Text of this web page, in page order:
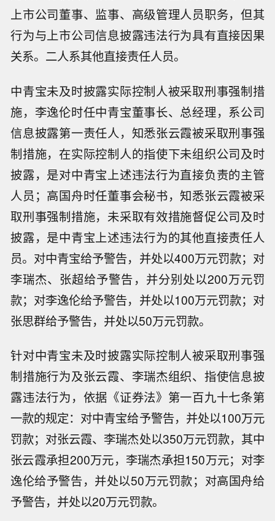
上市公司董事、监事、高级管理人员职务，但其
行为与上市公司信息披露违法行为具有直接因果
关系。二人系其他直接责任人员。
中青宝未及时披露实际控制人被采取刑事强制措
施，李逸伦时任中青宝董事长、总经理，系公司
信息披露第一责任人，知悉张云霞被采取刑事强
制措施，在实际控制人的指使下未组织公司及时
披露，是对中青宝上述违法行为直接负责的主管
人员；高国舟时任董事会秘书，知悉张云霞被采
取刑事强制措施，未采取有效措施督促公司及时
披露，是中青宝上述违法行为的其他直接责任人
员。对中青宝给予警告，并处以400万元罚款；对
李瑞杰、张超给予警告，并分别处以200万元罚
款；对李逸伦给予警告，并处以100万元罚款；对
张思群给予警告，并处以50万元罚款。
针对中青宝未及时披露实际控制人被采取刑事强
制措施行为及张云霞、李瑞杰组织、指使信息披
露违法行为，依据《证券法》第一百九十七条第
一款的规定：对中青宝给予警告，并处以100万元
罚款；对张云霞、李瑞杰处以350万元罚款，其中
张云霞承担200万元，李瑞杰承担150万元；对李
逸伦给予警告，并处以50万元罚款；对高国舟给
予警告，并处以20万元罚款。